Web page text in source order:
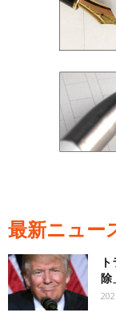
最新ニュー
除